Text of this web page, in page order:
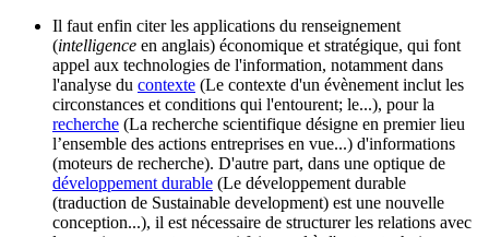
Il faut enfin citer les applications du renseignement
(intelligence en anglais) économique et stratégique, qui font
appel aux technologies de l'information, notamment dans
l'analyse du contexte (Le contexte d'un évènement inclut les
circonstances et conditions qui l'entourent; le...), pour la
recherche (La recherche scientifique désigne en premier lieu
l’ensemble des actions entreprises en vue...) d'informations
(moteurs de recherche). D'autre part, dans une optique de
développement durable (Le développement durable
(traduction de Sustainable development) est une nouvelle
conception...), il est nécessaire de structurer les relations avec